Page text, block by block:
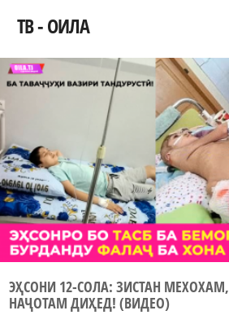
ТВ - ОИЛА
ЭҲСОНИ 12-СОЛА: ЗИСТАН МЕХОХАМ,
НАҶОТАМ ДИҲЕД! (ВИДЕО)